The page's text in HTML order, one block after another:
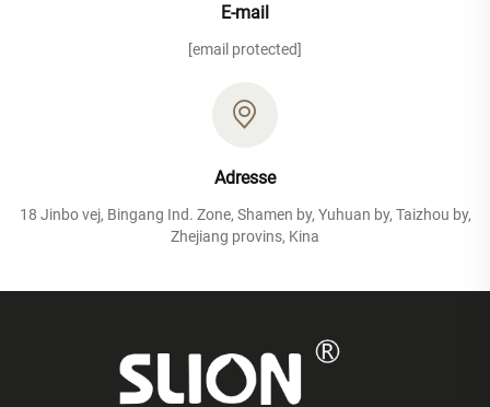
E-mail
[email protected]
Adresse
18 Jinbo vej, Bingang Ind. Zone, Shamen by, Yuhuan by, Taizhou by,
Zhejiang provins, Kina